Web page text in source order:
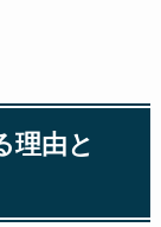
理由と